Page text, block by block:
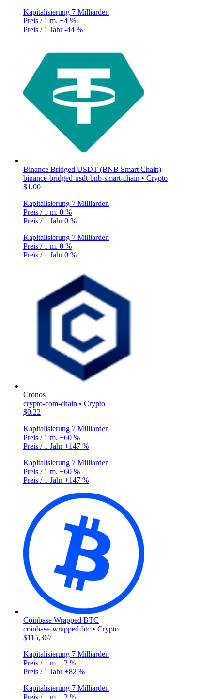
Kapitalisierung 7 Milliarden
Preis / 1 m. +4 %
Preis / 1 Jahr-44 %
Binance Bridged USDT (BNB Smart Chain)
binance-bridged-usdt-bnb-smart-chain • Crypto
$1.00
Kapitalisierung 7 Milliarden
Preis / 1 m. 0 %
Preis / 1 Jahr0 %
Kapitalisierung 7 Milliarden
Preis / 1 m. 0 %
Preis / 1 Jahr0 %
Cronos
crypto-com-chain • Crypto
$0.22
Kapitalisierung 7 Milliarden
Preis / 1 m. +60 %
Preis / 1 Jahr+147 %
Kapitalisierung 7 Milliarden
Preis / 1 m. +60 %
Preis / 1 Jahr+147 %
Coinbase Wrapped BTC
coinbase-wrapped-btc • Crypto
$115,367
Kapitalisierung 7 Milliarden
Preis / 1 m. +2 %
Preis / 1 Jahr+82 %
Kapitalisierung 7 Milliarden
Preis / 1 m. +2 %